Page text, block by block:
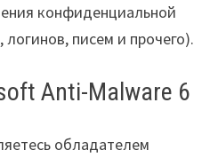
конфиденциальной
писем и прочего).
Anti-Malware 6
обладателем